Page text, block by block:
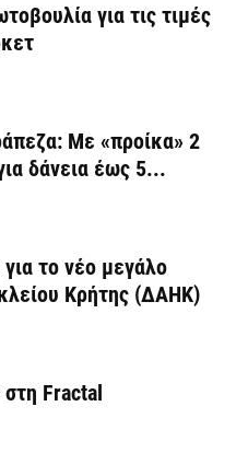
για τις τιμές
Με «προίκα» 2
δάνεια έως 5...
το νέο μεγάλο
Κρήτης (ΔΑΗΚ)
στη Fractal